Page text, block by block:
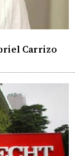
Carrizo